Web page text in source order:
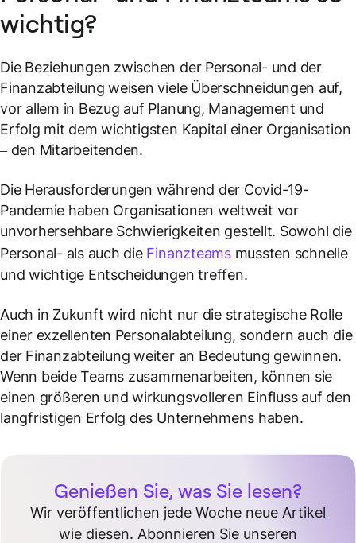
wichtig?
Die Beziehungen zwischen der Personal- und der
Finanzabteilung weisen viele Überschneidungen auf,
vor allem in Bezug auf Planung, Management und
Erfolg mit dem wichtigsten Kapital einer Organisation
– den Mitarbeitenden.
Die Herausforderungen während der Covid-19-
Pandemie haben Organisationen weltweit vor
unvorhersehbare Schwierigkeiten gestellt. Sowohl die
Personal- als auch die Finanzteamsmussten schnelle
und wichtige Entscheidungen treffen.
Auch in Zukunft wird nicht nur die strategische Rolle
einer exzellenten Personalabteilung, sondern auch die
der Finanzabteilung weiter an Bedeutung gewinnen.
Wenn beide Teams zusammenarbeiten, können sie
einen größeren und wirkungsvolleren Einfluss auf den
langfristigen Erfolg des Unternehmens haben.
Genießen Sie, was Sie lesen?
Wir veröffentlichen jede Woche neue Artikel
wie diesen. Abonnieren Sie unseren